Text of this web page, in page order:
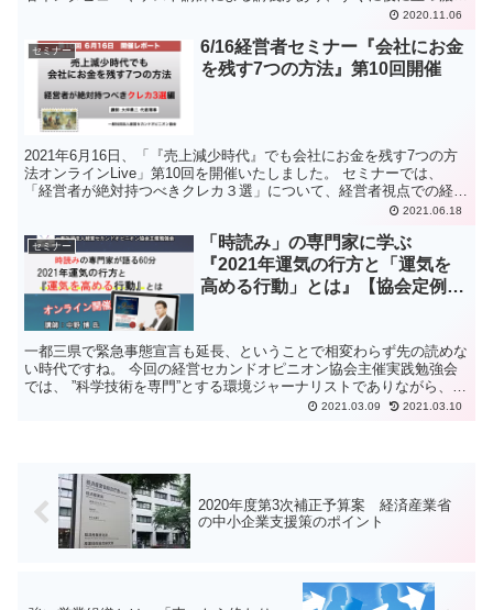
2020.11.06
セミナー
6/16経営者セミナー『会社にお金
を残す7つの方法』第10回開催
2021年6月16日、「『売上減少時代』でも会社にお金を残す7つの方
法オンラインLive」第10回を開催いたしました。 セミナーでは、
「経営者が絶対持つべきクレカ３選」について、経営者視点での経験
2021.06.18
セミナー
「時読み」の専門家に学ぶ
『2021年運気の行方と「運気を
高める行動」とは』【協会定例勉
一都三県で緊急事態宣言も延長、ということで相変わらず先の読めな
い時代ですね。 今回の経営セカンドオピニオン協会主催実践勉強会
では、 ”科学技術を専門”とする環境ジャーナリストでありながら、
「時読み」の専門家、そして15万人を超えるファンを持...
2021.03.09 2021.03.10
2020年度第3次補正予算案 経済産業省
の中小企業支援策のポイント